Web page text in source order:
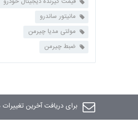
برچسب ها مانیتور ساندرو
مولتی مدیا چیرمن
ضبط چیرمن
برای دریافت آخرین